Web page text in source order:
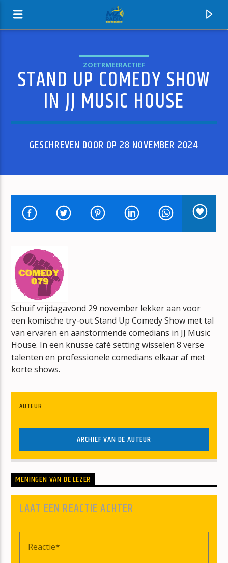
MZ-RADIO
HUIDIG NUMMER
BONT
JAN BERG
mz-radio
ZOETRMEERACTIEF
STAND UP COMEDY SHOW
IN JJ MUSIC HOUSE
GESCHREVEN DOOR OP 28 NOVEMBER 2024
Schuif vrijdagavond 29 november lekker aan voor
een komische try-out Stand Up Comedy Show met tal
van ervaren en aanstormende comedians in JJ Music
House. In een knusse café setting wisselen 8 verse
talenten en professionele comedians elkaar af met
korte shows.
AUTEUR
ARCHIEF VAN DE AUTEUR
MENINGEN VAN DE LEZER
LAAT EEN REACTIE ACHTER